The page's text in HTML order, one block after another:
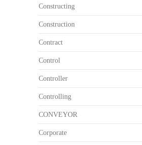
Constructing
Construction
Contract
Control
Controller
Controlling
CONVEYOR
Corporate